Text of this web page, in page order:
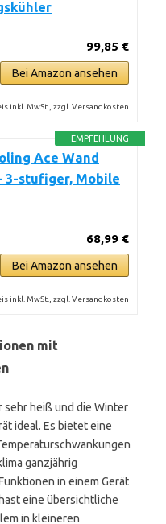
99,85 €
Bei Amazon ansehen
inkl. MwSt., zzgl. Versandkosten
EMPFEHLUNG
Ace Wand
3-stufiger, Mobile
68,99 €
Bei Amazon ansehen
inkl. MwSt., zzgl. Versandkosten
mit
sehr heiß und die Winter
ideal. Es bietet eine
ganzjährig
in einem Gerät
eine übersichtliche
in kleineren